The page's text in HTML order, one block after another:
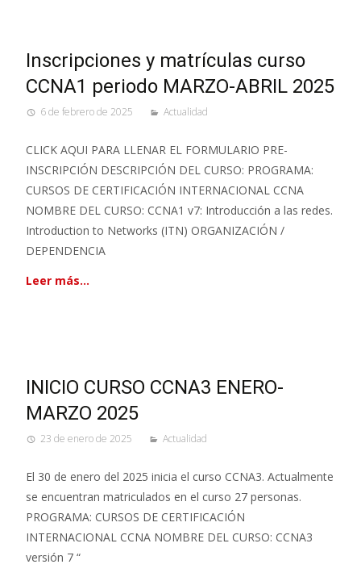
Inscripciones y matrículas curso
CCNA1 periodo MARZO-ABRIL 2025
6 de febrero de 2025 Actualidad
CLICK AQUI PARA LLENAR EL FORMULARIO PRE-
INSCRIPCIÓN DESCRIPCIÓN DEL CURSO: PROGRAMA:
CURSOS DE CERTIFICACIÓN INTERNACIONAL CCNA
NOMBRE DEL CURSO: CCNA1 v7: Introducción a las redes.
Introduction to Networks (ITN) ORGANIZACIÓN /
DEPENDENCIA
Leer más…
INICIO CURSO CCNA3 ENERO-
MARZO 2025
23 de enero de 2025 Actualidad
El 30 de enero del 2025 inicia el curso CCNA3. Actualmente
se encuentran matriculados en el curso 27 personas.
PROGRAMA: CURSOS DE CERTIFICACIÓN
INTERNACIONAL CCNA NOMBRE DEL CURSO: CCNA3
versión 7 “